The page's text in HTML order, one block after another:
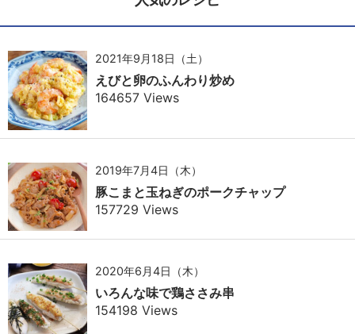
2021年9月18日（土）
えびと卵のふんわり炒め
164657 Views
2019年7月4日（木）
豚こまと玉ねぎのポークチャップ
157729 Views
2020年6月4日（木）
いろんな味で鶏ささみ串
154198 Views